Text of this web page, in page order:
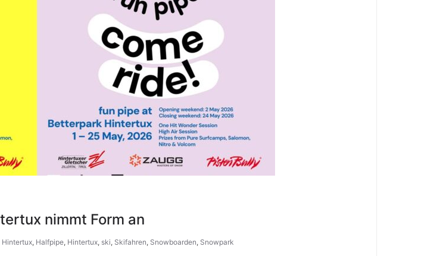
nimmt Form an
Hintertux, Halfpipe, Hintertux, ski, Skifahren, Snowboarden, Snowpark